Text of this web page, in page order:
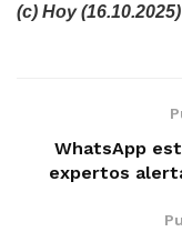
(c) Hoy (16.10.2025)
WhatsApp
expertos